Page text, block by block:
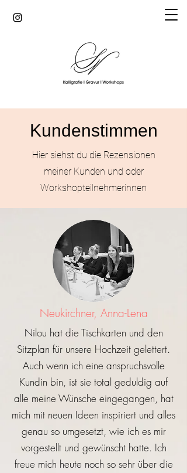
Kundenstimmen
Hier siehst du die Rezensionen
meiner Kunden und oder
Workshopteilnehmerinnen
Neukirchner, Anna-Lena
Nilou hat die Tischkarten und den
Sitzplan für unsere Hochzeit gelettert.
Auch wenn ich eine anspruchsvolle
Kundin bin, ist sie total geduldig auf
alle meine Wünsche eingegangen, hat
mich mit neuen Ideen inspiriert und alles
genau so umgesetzt, wie ich es mir
vorgestellt und gewünscht hatte. Ich
freue mich heute noch so sehr über die